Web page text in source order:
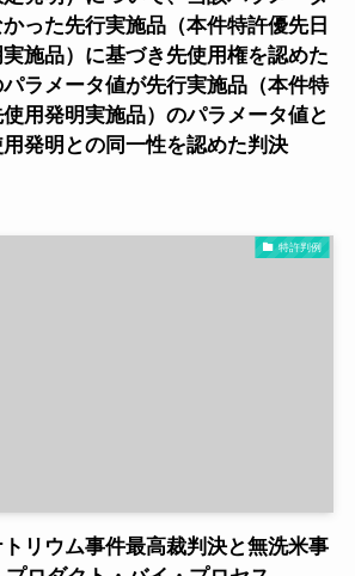
った先行実施品（本件特許優先日
施品）に基づき先使用権を認めた
ラメータ値が先行実施品（本件特
用発明実施品）のパラメータ値と
発明との同一性を認めた判決
特許判例
リウム事件最高裁判決と無洗米事